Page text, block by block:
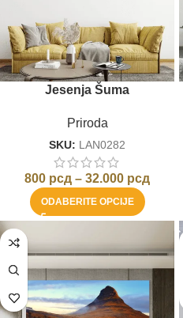
Jesenja Šuma
Priroda
SKU: LAN0282
800 рсд – 32.000 рсд
ODABERITE OPCIJE